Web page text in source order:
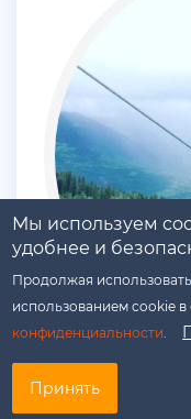
Мы используем
удобнее и
Продолжая
использованием cookie в
конфиденциальности.
Принять